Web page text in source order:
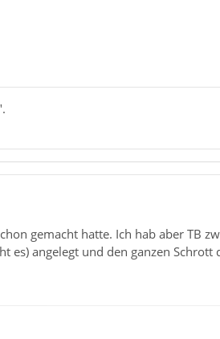
gemacht hatte. Ich hab aber TB
angelegt und den ganzen